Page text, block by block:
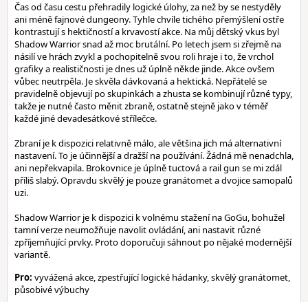
Čas od času cestu přehradily logické úlohy, za než by se nestyděly
ani méně fajnové dungeony. Tyhle chvíle tichého přemýšlení ostře
kontrastují s hektičností a krvavostí akce. Na můj dětský vkus byl
Shadow Warrior snad až moc brutální. Po letech jsem si zřejmě na
násilí ve hrách zvykl a pochopitelně svou roli hraje i to, že vrchol
grafiky a realističnosti je dnes už úplně někde jinde. Akce ovšem
vůbec neutrpěla. Je skvěla dávkovaná a hektická. Nepřátelé se
pravidelně objevují po skupinkách a zhusta se kombinují různé typy,
takže je nutné často měnit zbraně, ostatně stejně jako v téměř
každé jiné devadesátkové střílečce.
Zbraní je k dispozici relativně málo, ale většina jich má alternativní
nastavení. To je účinnější a dražší na používání. Žádná mě nenadchla,
ani nepřekvapila. Brokovnice je úplně tuctová a rail gun se mi zdál
příliš slabý. Opravdu skvělý je pouze granátomet a dvojice samopalů
uzi.
Shadow Warrior je k dispozici k volnému stažení na GoGu, bohužel
tamní verze neumožňuje navolit ovládání, ani nastavit různé
zpříjemňující prvky. Proto doporučuji sáhnout po nějaké modernější
variantě.
Pro: vyvážená akce, zpestřující logické hádanky, skvělý granátomet,
působivé výbuchy